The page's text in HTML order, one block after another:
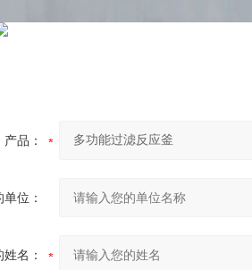
产品：
位：
名：